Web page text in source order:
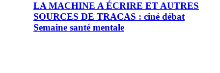
LA MACHINE A ÉCRIRE ET AUTRES
SOURCES DE TRACAS : ciné débat
Semaine santé mentale